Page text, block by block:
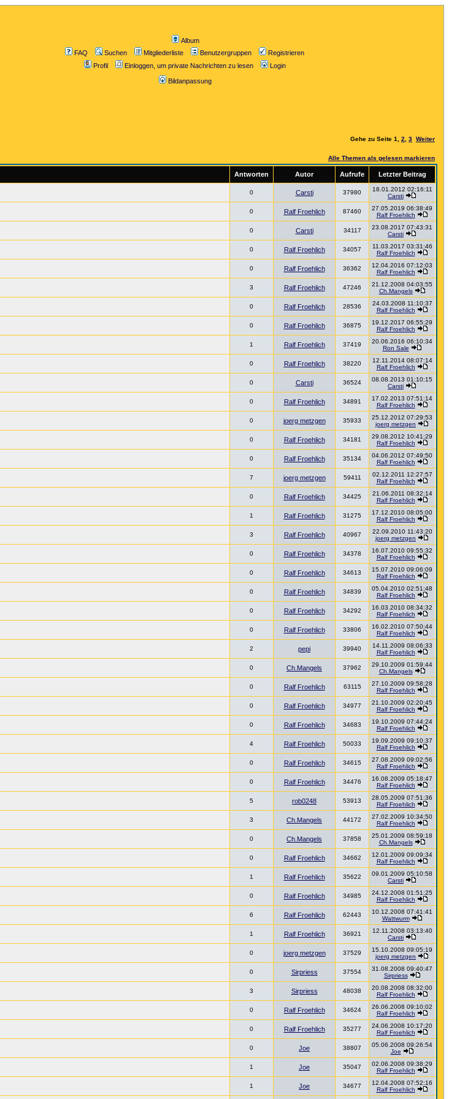
Album
FAQ
Suchen Mitgliederliste Benutzergruppen
Registrieren
Profil
Einloggen, um private Nachrichten zu lesen Login
Bildanpassung
Gehe zu Seite 1 2 3 Weiter
Alle Themen als gelesen markieren
Antworten Autor Aufrufe Letzter Beitrag
0 Carsti 37980
18.01.2012 02:16:11
Carsti
0 Ralf Froehlich 87460
27.05.2019 06:38:49
Ralf Froehlich
0 Carsti 34117
23.08.2017 07:43:31
Carsti
0 Ralf Froehlich 34057
11.03.2017 03:31:46
Ralf Froehlich
0 Ralf Froehlich 36362
12.04.2016 07:12:03
Ralf Froehlich
3 Ralf Froehlich 47246
21.12.2008 04:03:55
Ch.Mangels
0 Ralf Froehlich 28536
24.03.2008 11:10:37
Ralf Froehlich
0 Ralf Froehlich 36875
19.12.2017 06:55:29
Ralf Froehlich
1 Ralf Froehlich 37419
20.06.2016 06:10:34
Ron Sale
0 Ralf Froehlich 38220
12.11.2014 08:07:14
Ralf Froehlich
0 Carsti 36524
08.08.2013 01:10:15
Carsti
0 Ralf Froehlich 34891
17.02.2013 07:51:14
Ralf Froehlich
0 joerg metzgen 35933
25.12.2012 07:29:53
joerg metzgen
0 Ralf Froehlich 34181
29.08.2012 10:41:29
Ralf Froehlich
0 Ralf Froehlich 35134
04.06.2012 07:49:50
Ralf Froehlich
7 joerg metzgen 59411
02.12.2011 12:27:57
Ralf Froehlich
0 Ralf Froehlich 34425
21.06.2011 08:32:14
Ralf Froehlich
1 Ralf Froehlich 31275
17.12.2010 08:05:00
Ralf Froehlich
3 Ralf Froehlich 40967
22.09.2010 11:43:20
joerg metzgen
0 Ralf Froehlich 34378
16.07.2010 09:55:32
Ralf Froehlich
0 Ralf Froehlich 34613
15.07.2010 09:06:09
Ralf Froehlich
0 Ralf Froehlich 34839
05.04.2010 02:51:48
Ralf Froehlich
0 Ralf Froehlich 34292
16.03.2010 08:34:32
Ralf Froehlich
0 Ralf Froehlich 33806
16.02.2010 07:50:44
Ralf Froehlich
2 pepi 39940
14.11.2009 08:06:33
Ralf Froehlich
0 Ch.Mangels 37962
29.10.2009 01:59:44
Ch.Mangels
0 Ralf Froehlich 63115
27.10.2009 09:58:28
Ralf Froehlich
0 Ralf Froehlich 34977
21.10.2009 02:20:45
Ralf Froehlich
0 Ralf Froehlich 34683
19.10.2009 07:44:24
Ralf Froehlich
4 Ralf Froehlich 50033
19.09.2009 09:10:37
Ralf Froehlich
0 Ralf Froehlich 34615
27.08.2009 09:02:56
Ralf Froehlich
0 Ralf Froehlich 34476
16.08.2009 05:18:47
Ralf Froehlich
5 rob0248 53913
28.05.2009 07:51:36
Ralf Froehlich
3 Ch.Mangels 44172
27.02.2009 10:34:50
Ralf Froehlich
0 Ch.Mangels 37858
25.01.2009 08:59:18
Ch.Mangels
0 Ralf Froehlich 34662
12.01.2009 09:09:34
Ralf Froehlich
1 Ralf Froehlich 35622
09.01.2009 05:10:58
Carsti
0 Ralf Froehlich 34985
24.12.2008 01:51:25
Ralf Froehlich
6 Ralf Froehlich 62443
10.12.2008 07:41:41
Wattwurm
1 Ralf Froehlich 36921
12.11.2008 03:13:40
Carsti
0 joerg metzgen 37529
15.10.2008 09:05:19
joerg metzgen
0 Sirpriess 37554
31.08.2008 09:40:47
Sirpriess
3 Sirpriess 48038
20.08.2008 08:32:00
Ralf Froehlich
0 Ralf Froehlich 34624
26.06.2008 09:10:02
Ralf Froehlich
0 Ralf Froehlich 35277
24.06.2008 10:17:20
Ralf Froehlich
0 Joe 38807
05.06.2008 09:26:54
Joe
1 Joe 35047
02.06.2008 09:38:29
Ralf Froehlich
1 Joe 34677
12.04.2008 07:52:16
Ralf Froehlich